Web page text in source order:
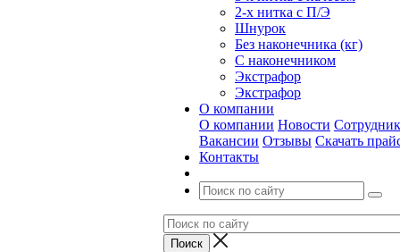
2-х нитка с П/Э
Шнурок
Без наконечника (кг)
С наконечником
Экстрафор
Экстрафор
О компании
О компании Новости
Вакансии Отзывы Скачать
Контакты